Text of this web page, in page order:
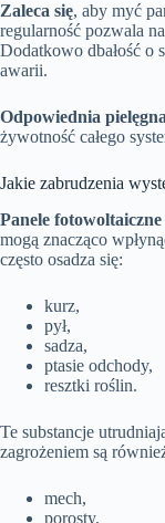
Zaleca się, aby myć
regularność pozwala
Dodatkowo dbałość o
awarii.
Odpowiednia
żywotność całego
Jakie zabrudzenia
Panele fotowoltaiczne
mogą znacząco
często osadza się:
kurz,
pył,
sadza,
ptasie odchody,
resztki roślin.
Te substancje
zagrożeniem są
mech,
porosty,